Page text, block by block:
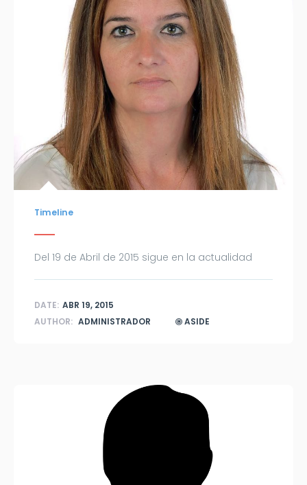
Timeline
Del 19 de Abril de 2015 sigue en la actualidad
DATE: ABR 19, 2015
AUTHOR: ADMINISTRADOR ASIDE